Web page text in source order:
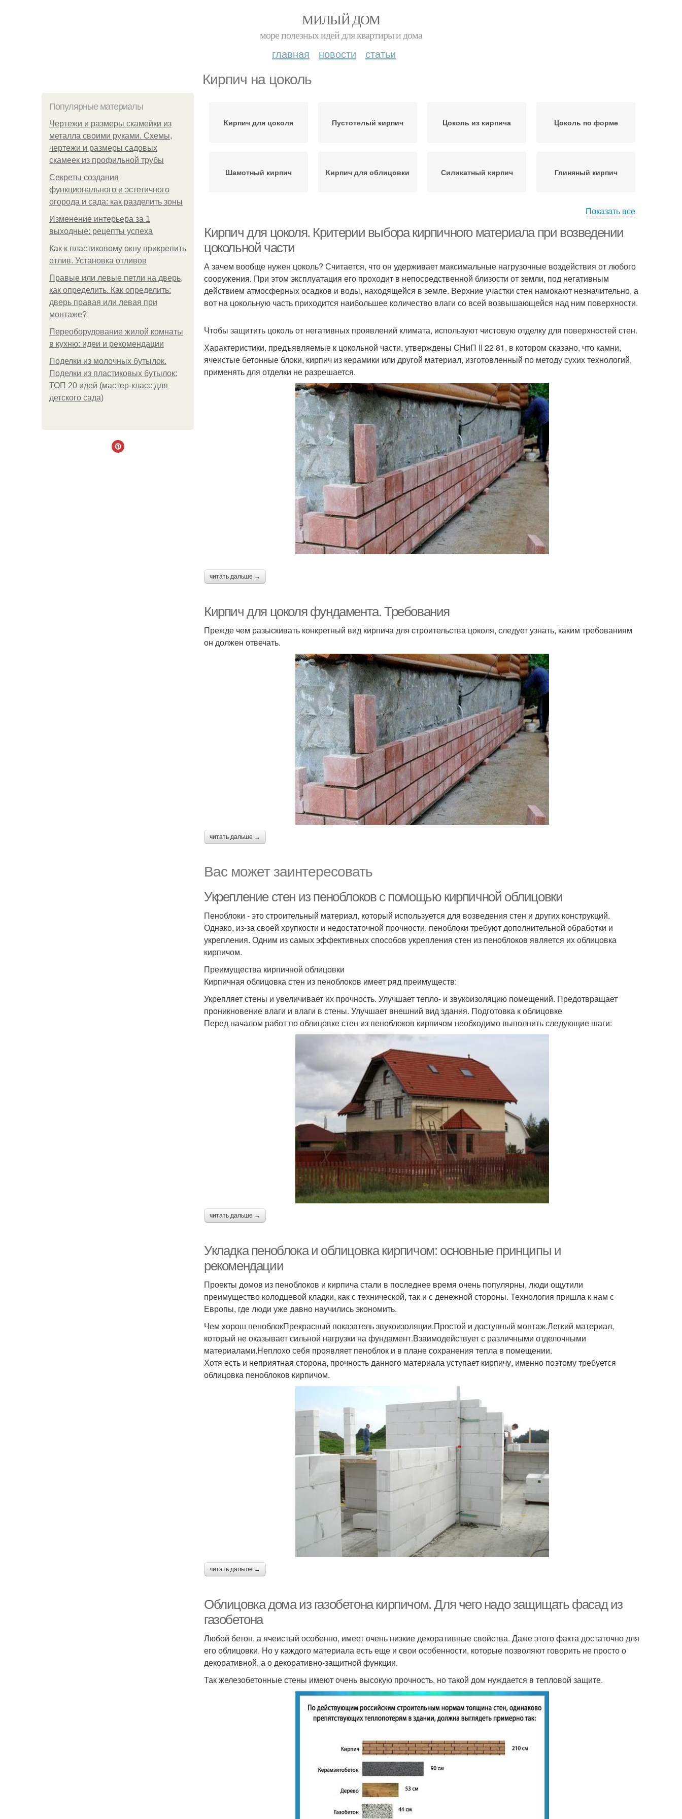
МИЛЫЙ ДОМ
море полезных идей для квартиры и дома
главная новости статьи
Кирпич на цоколь
Популярные материалы
Чертежи и размеры скамейки из
металла своими руками. Схемы,
чертежи и размеры садовых
скамеек из профильной трубы
Секреты создания
функционального и эстетичного
огорода и сада: как разделить зоны
Изменение интерьера за 1
выходные: рецепты успеха
Как к пластиковому окну прикрепить
отлив. Установка отливов
Правые или левые петли на дверь,
как определить. Как определить:
дверь правая или левая при
монтаже?
Переоборудование жилой комнаты
в кухню: идеи и рекомендации
Поделки из молочных бутылок.
Поделки из пластиковых бутылок:
ТОП 20 идей (мастер-класс для
детского сада)
Кирпич для цоколя Пустотелый кирпич Цоколь из кирпича Цоколь по форме
Шамотный кирпич Кирпич для облицовки Силикатный кирпич Глиняный кирпич
Этаж из кирпича Требования к цоколю
Показать все
Кирпич для цоколя. Критерии выбора кирпичного материала при возведении
цокольной части
А зачем вообще нужен цоколь? Считается, что он удерживает максимальные нагрузочные воздействия от любого
сооружения. При этом эксплуатация его проходит в непосредственной близости от земли, под негативным
действием атмосферных осадков и воды, находящейся в земле. Верхние участки стен намокают незначительно, а
вот на цокольную часть приходится наибольшее количество влаги со всей возвышающейся над ним поверхности.
Чтобы защитить цоколь от негативных проявлений климата, используют чистовую отделку для поверхностей стен.
Характеристики, предъявляемые к цокольной части, утверждены СНиП II 22 81, в котором сказано, что камни,
ячеистые бетонные блоки, кирпич из керамики или другой материал, изготовленный по методу сухих технологий,
применять для отделки не разрешается.
читать дальше →
Кирпич для цоколя фундамента. Требования
Прежде чем разыскивать конкретный вид кирпича для строительства цоколя, следует узнать, каким требованиям
он должен отвечать.
читать дальше →
Вас может заинтересовать
Укрепление стен из пеноблоков с помощью кирпичной облицовки
Пеноблоки - это строительный материал, который используется для возведения стен и других конструкций.
Однако, из-за своей хрупкости и недостаточной прочности, пеноблоки требуют дополнительной обработки и
укрепления. Одним из самых эффективных способов укрепления стен из пеноблоков является их облицовка
кирпичом.
Преимущества кирпичной облицовки
Кирпичная облицовка стен из пеноблоков имеет ряд преимуществ:
Укрепляет стены и увеличивает их прочность. Улучшает тепло- и звукоизоляцию помещений. Предотвращает
проникновение влаги и влаги в стены. Улучшает внешний вид здания. Подготовка к облицовке
Перед началом работ по облицовке стен из пеноблоков кирпичом необходимо выполнить следующие шаги:
читать дальше →
Укладка пеноблока и облицовка кирпичом: основные принципы и
рекомендации
Проекты домов из пеноблоков и кирпича стали в последнее время очень популярны, люди ощутили
преимущество колодцевой кладки, как с технической, так и с денежной стороны. Технология пришла к нам с
Европы, где люди уже давно научились экономить.
Чем хорош пеноблокПрекрасный показатель звукоизоляции.Простой и доступный монтаж.Легкий материал,
который не оказывает сильной нагрузки на фундамент.Взаимодействует с различными отделочными
материалами.Неплохо себя проявляет пеноблок и в плане сохранения тепла в помещении.
Хотя есть и неприятная сторона, прочность данного материала уступает кирпичу, именно поэтому требуется
облицовка пеноблоков кирпичом.
читать дальше →
Облицовка дома из газобетона кирпичом. Для чего надо защищать фасад из
газобетона
Любой бетон, а ячеистый особенно, имеет очень низкие декоративные свойства. Даже этого факта достаточно для
его облицовки. Но у каждого материала есть еще и свои особенности, которые позволяют говорить не просто о
декоративной, а о декоративно-защитной функции.
Так железобетонные стены имеют очень высокую прочность, но такой дом нуждается в тепловой защите.